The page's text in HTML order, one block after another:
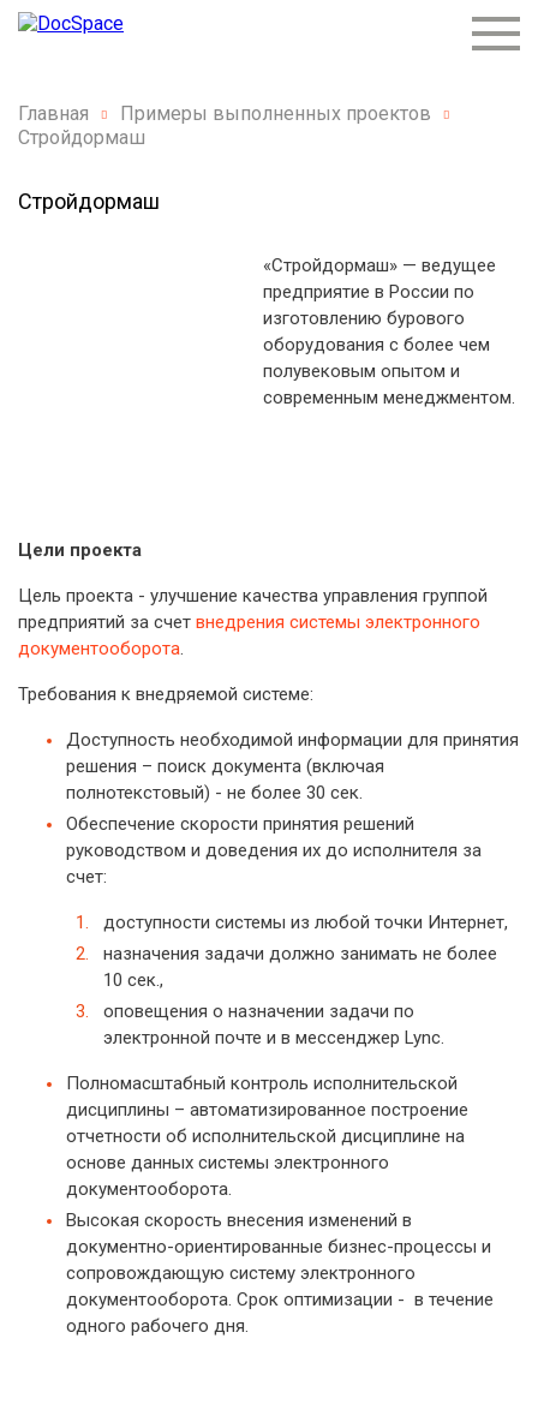
Главная
Примеры выполненных проектов
Стройдормаш
Стройдормаш
«Стройдормаш» — ведущее
предприятие в России по
изготовлению бурового
оборудования с более чем
полувековым опытом и
современным менеджментом.
Цели проекта
Цель проекта - улучшение качества управления группой
предприятий за счет внедрения системы электронного
документооборота.
Требования к внедряемой системе:
Доступность необходимой информации для принятия
решения – поиск документа (включая
полнотекстовый) - не более 30 сек.
Обеспечение скорости принятия решений
руководством и доведения их до исполнителя за
счет:
доступности системы из любой точки Интернет,
назначения задачи должно занимать не более
10 сек.,
оповещения о назначении задачи по
электронной почте и в мессенджер Lync.
Полномасштабный контроль исполнительской
дисциплины – автоматизированное построение
отчетности об исполнительской дисциплине на
основе данных системы электронного
документооборота.
Высокая скорость внесения изменений в
документно-ориентированные бизнес-процессы и
сопровождающую систему электронного
документооборота. Срок оптимизации - в течение
одного рабочего дня.